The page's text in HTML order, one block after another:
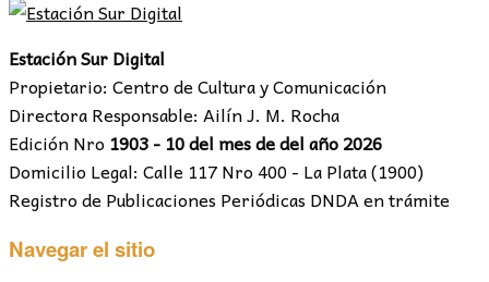
Estación Sur Digital
Propietario: Centro de Cultura y Comunicación
Directora Responsable: Ailín J. M. Rocha
Edición Nro 1903 - 10 del mes de del año 2026
Domicilio Legal: Calle 117 Nro 400 - La Plata (1900)
Registro de Publicaciones Periódicas DNDA en trámite
Navegar el sitio